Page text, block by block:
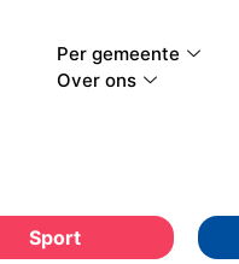
Per gemeente
Over ons
Sport